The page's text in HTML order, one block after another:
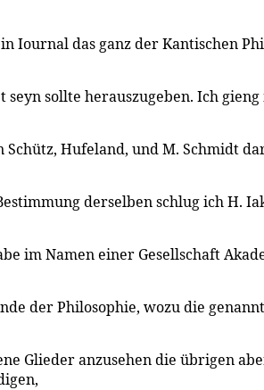
Iournal das ganz der Kantischen
seyn sollte herauszugeben. Ich
Schütz, Hufeland, und M. Schmidt
derselben schlug ich H.
im Namen einer Gesellschaft
der Philosophie, wozu die
Glieder anzusehen die übrigen